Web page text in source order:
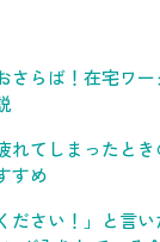
さらば！在宅ワ
れてしまったと
すめ
ださい！」と言